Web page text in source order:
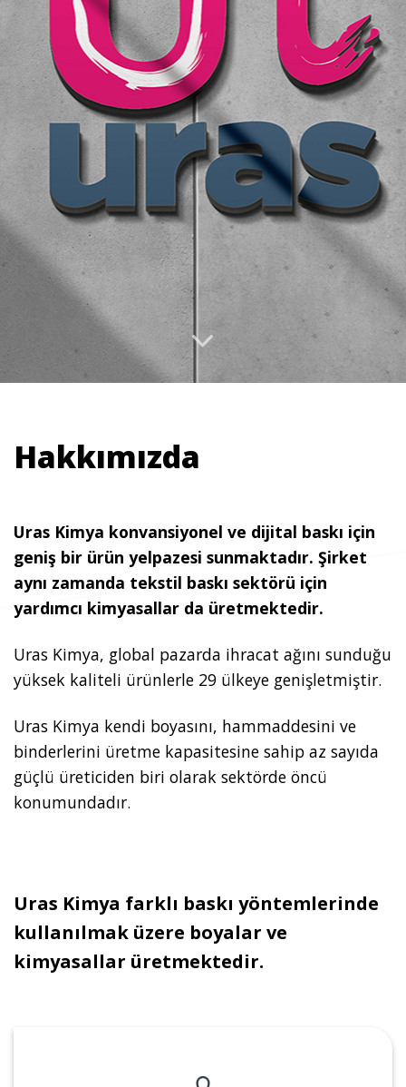
Hakkımızda
Uras Kimya konvansiyonel ve dijital baskı için
geniş bir ürün yelpazesi sunmaktadır. Şirket
aynı zamanda tekstil baskı sektörü için
yardımcı kimyasallar da üretmektedir.
Uras Kimya, global pazarda ihracat ağını sunduğu
yüksek kaliteli ürünlerle 29 ülkeye genişletmiştir.
Uras Kimya kendi boyasını, hammaddesini ve
binderlerini üretme kapasitesine sahip az sayıda
güçlü üreticiden biri olarak sektörde öncü
konumundadır.
Uras Kimya farklı baskı yöntemlerinde
kullanılmak üzere boyalar ve
kimyasallar üretmektedir.